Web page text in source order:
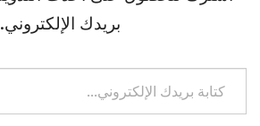
بريدك الإلكتروني.
كتابة
بريدك